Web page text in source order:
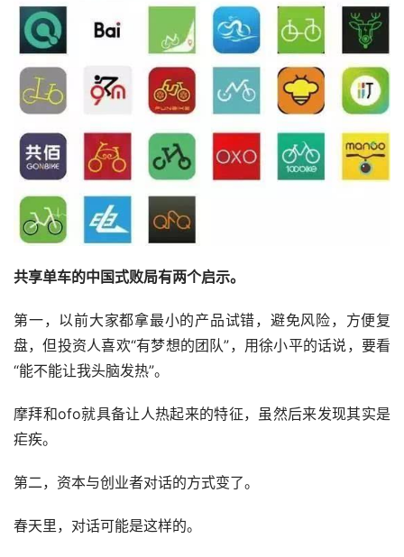
共享单车的中国式败局有两个启示。
第一，以前大家都拿最小的产品试错，避免风险，方便复
盘，但投资人喜欢“有梦想的团队”，用徐小平的话说，要看
“能不能让我头脑发热”。
摩拜和ofo就具备让人热起来的特征，虽然后来发现其实是
疟疾。
第二，资本与创业者对话的方式变了。
春天里，对话可能是这样的。